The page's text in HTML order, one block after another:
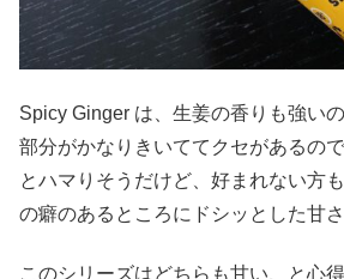
Spicy Ginger は、生姜の香りも強い
部分がかなりきいててクセがあるの
とハマりそうだけど、好まれない方
の癖のあるところにドシッとした甘さ
このシリーズはどちらも甘い、と心得